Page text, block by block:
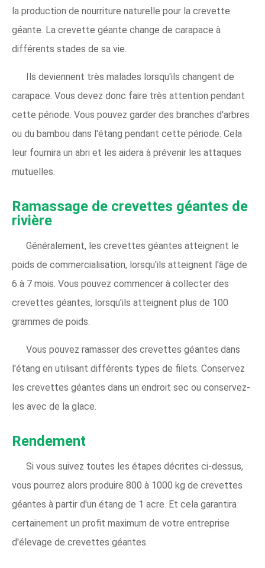
la production de nourriture naturelle pour la crevette
géante. La crevette géante change de carapace à
différents stades de sa vie.
Ils deviennent très malades lorsqu'ils changent de
carapace. Vous devez donc faire très attention pendant
cette période. Vous pouvez garder des branches d'arbres
ou du bambou dans l'étang pendant cette période. Cela
leur fournira un abri et les aidera à prévenir les attaques
mutuelles.
Ramassage de crevettes géantes de
rivière
Généralement, les crevettes géantes atteignent le
poids de commercialisation, lorsqu'ils atteignent l'âge de
6 à 7 mois. Vous pouvez commencer à collecter des
crevettes géantes, lorsqu'ils atteignent plus de 100
grammes de poids.
Vous pouvez ramasser des crevettes géantes dans
l'étang en utilisant différents types de filets. Conservez
les crevettes géantes dans un endroit sec ou conservez-
les avec de la glace.
Rendement
Si vous suivez toutes les étapes décrites ci-dessus,
vous pourrez alors produire 800 à 1000 kg de crevettes
géantes à partir d'un étang de 1 acre. Et cela garantira
certainement un profit maximum de votre entreprise
d'élevage de crevettes géantes.